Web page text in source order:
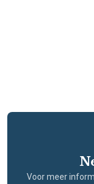
Voor meer